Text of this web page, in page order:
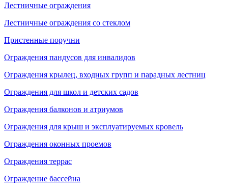
Лестничные ограждения
Лестничные ограждения со стеклом
Пристенные поручни
Ограждения пандусов для инвалидов
Ограждения крылец, входных групп и парадных лестниц
Ограждения для школ и детских садов
Ограждения балконов и атриумов
Ограждения для крыш и эксплуатируемых кровель
Ограждения оконных проемов
Ограждения террас
Ограждение бассейна